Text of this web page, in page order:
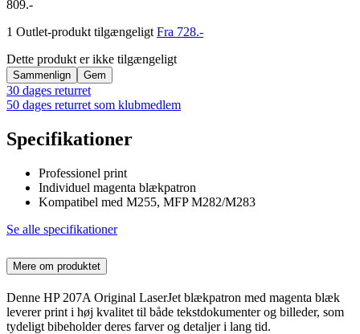
809.-
1 Outlet-produkt tilgængeligt Fra 728.-
Dette produkt er ikke tilgængeligt
Sammenlign Gem
30 dages returret
50 dages returret som klubmedlem
Specifikationer
Professionel print
Individuel magenta blækpatron
Kompatibel med M255, MFP M282/M283
Se alle specifikationer
Mere om produktet
Denne HP 207A Original LaserJet blækpatron med magenta blæk
leverer print i høj kvalitet til både tekstdokumenter og billeder, som
tydeligt bibeholder deres farver og detaljer i lang tid.